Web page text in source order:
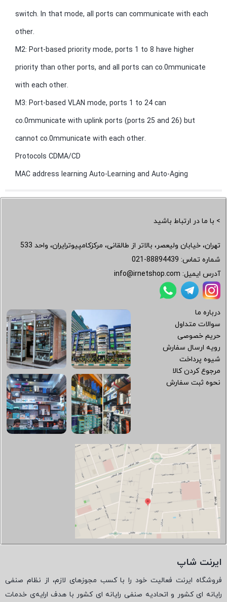
switch. In that mode, all ports can communicate with each
other.
M2: Port-based priority mode, ports 1 to 8 have higher
priority than other ports, and all ports can co.0mmunicate
with each other.
M3: Port-based VLAN mode, ports 1 to 24 can
co.0mmunicate with uplink ports (ports 25 and 26) but
cannot co.0mmunicate with each other.
Protocols CDMA/CD
MAC address learning Auto-Learning and Auto-Aging
> با ما در ارتباط باشید
تهران، خیابان ولیعصر، بالاتر از طالقانی، مرکزکامپیوترایران، واحد 533
شماره تماس: 021-88894439
آدرس ایمیل: info@irnetshop.com
درباره ما
سوالات متداول
حریم خصوصی
رویه ارسال سفارش
شیوه پرداخت
مرجوع کردن کالا
نحوه ثبت سفارش
ایرنت شاپ
فروشگاه ایرنت فعالیت خود را با کسب مجوزهای لازم، از نظام صنفی
رایانه ای کشور و اتحادیه صنفی رایانه ای کشور با هدف ارایه‌ی خدمات